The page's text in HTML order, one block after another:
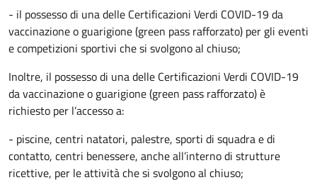
- il possesso di una delle Certificazioni Verdi COVID-19 da
vaccinazione o guarigione (green pass rafforzato) per gli eventi
e competizioni sportivi che si svolgono al chiuso;
Inoltre, il possesso di una delle Certificazioni Verdi COVID-19
da vaccinazione o guarigione (green pass rafforzato) è
richiesto per l’accesso a:
- piscine, centri natatori, palestre, sporti di squadra e di
contatto, centri benessere, anche all’interno di strutture
ricettive, per le attività che si svolgono al chiuso;